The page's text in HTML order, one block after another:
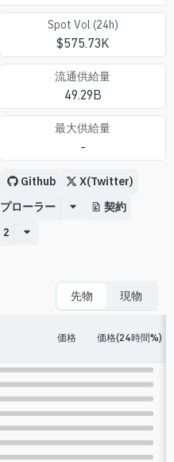
Spot Vol (24h)
$575.73K
流通供給量
49.29B
最大供給量
-
Github
X(Twitter)
ローラー
契約
2
先物 現物
価格 価格(24時間%)